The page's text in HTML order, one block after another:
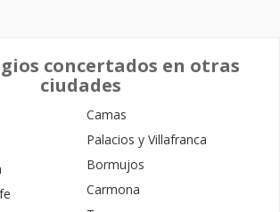
concertados en otras
ciudades
Camas
Palacios y Villafranca
Bormujos
Carmona